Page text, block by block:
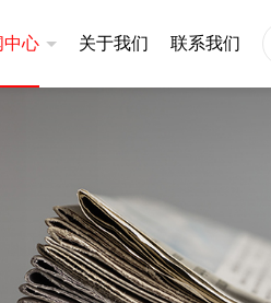
同步热分析仪
升级款|STA401系列
基础款|STA200系列
应用案例
产品视频
定制服务
售后服务
中心
公司新闻
技术文章
关于我们 联系我们